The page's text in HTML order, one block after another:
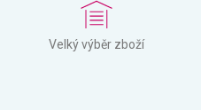
Velký výběr zboží